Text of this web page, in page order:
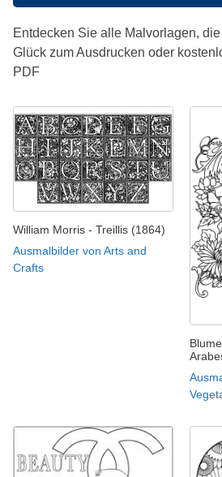
Entdecken Sie alle Malvorlagen,
Glück zum Ausdrucken oder
PDF
William Morris - Treillis (1864)
Ausmalbilder von Arts and
Crafts